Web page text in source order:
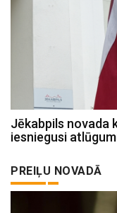
Jēkabpils novada
iesniegusi
PREIĻU NOVADĀ